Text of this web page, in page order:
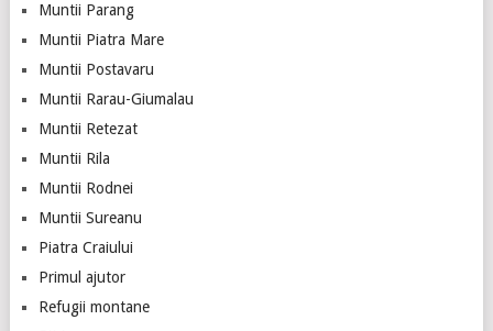
Muntii Parang
Muntii Piatra Mare
Muntii Postavaru
Muntii Rarau-Giumalau
Muntii Retezat
Muntii Rila
Muntii Rodnei
Muntii Sureanu
Piatra Craiului
Primul ajutor
Refugii montane